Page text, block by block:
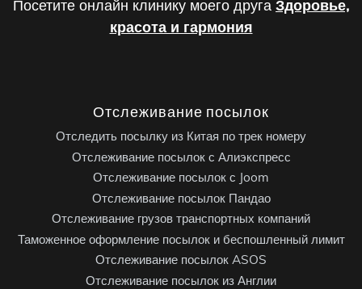
Посетите онлайн клинику моего друга Здоровье,
красота и гармония
Отслеживание посылок
Отследить посылку из Китая по трек номеру
Отслеживание посылок с Алиэкспресс
Отслеживание посылок с Joom
Отслеживание посылок Пандао
Отслеживание грузов транспортных компаний
Таможенное оформление посылок и беспошленный лимит
Отслеживание посылок ASOS
Отслеживание посылок из Англии